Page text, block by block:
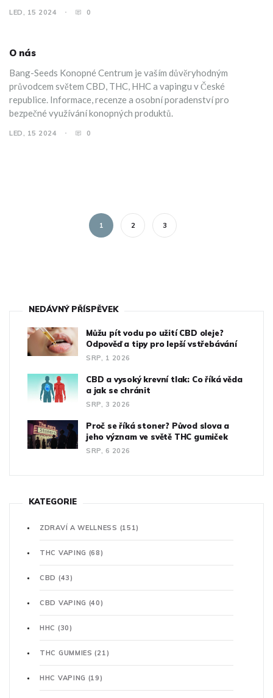
LED, 15 2024 0
O nás
Bang-Seeds Konopné Centrum je vaším důvěryhodným
průvodcem světem CBD, THC, HHC a vapingu v České
republice. Informace, recenze a osobní poradenství pro
bezpečné využívání konopných produktů.
LED, 15 2024 0
1 2 3
NEDÁVNÝ PŘÍSPĚVEK
Můžu pít vodu po užití CBD oleje?
Odpověď a tipy pro lepší vstřebávání
SRP, 1 2026
CBD a vysoký krevní tlak: Co říká věda
a jak se chránit
SRP, 3 2026
Proč se říká stoner? Původ slova a
jeho význam ve světě THC gumiček
SRP, 6 2026
KATEGORIE
ZDRAVÍ A WELLNESS (151)
THC VAPING (68)
CBD (43)
CBD VAPING (40)
HHC (30)
THC GUMMIES(21)
HHC VAPING (19)